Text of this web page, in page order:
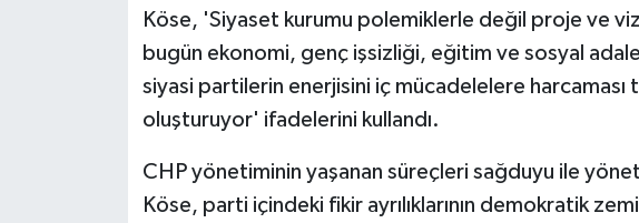
Köse, 'Siyaset kurumu polemiklerle değil proje ve
bugün ekonomi, genç işsizliği, eğitim ve sosyal
siyasi partilerin enerjisini iç mücadelelere harcaması
oluşturuyor' ifadelerini kullandı.
CHP yönetiminin yaşanan süreçleri sağduyu ile
Köse, parti içindeki fikir ayrılıklarının demokratik
SPOR HABERLERİ
TEKNOLOJİ
ÜLKE GÜNDEMİ